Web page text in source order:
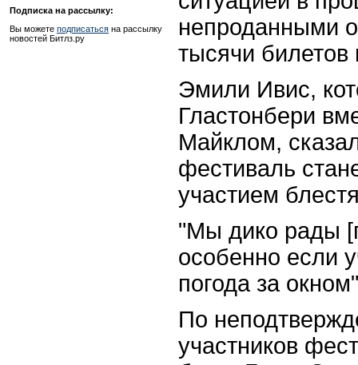
Подписка на рассылку:
Вы можете подписаться на рассылку
новостей Битлз.ру
непроданными
тысячи
Эмили Ивис,
Гластонбери
Майклом,
фестиваль
участием
"Мы дико рады
особенно если
погода за
По
участников